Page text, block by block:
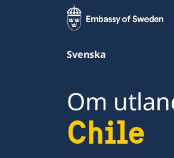
Svenska
Om
Chile